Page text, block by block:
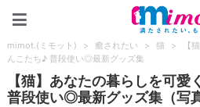
mimot.(ミモット) > 癒されたい > 猫 >
【
んこたち♪ 普段使い◎最新グッズ集
【猫】あなたの暮らしを可
普段使い◎最新グッズ集（写